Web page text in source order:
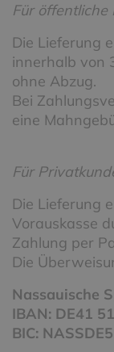
Für öffentliche
Die Lieferung
innerhalb von
ohne Abzug.
Bei
eine
Für
Die Lieferung
Vorauskasse
Zahlung per
Die
Nassauische
IBAN: DE41
BIC: